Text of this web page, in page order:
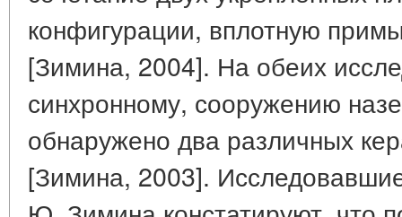
конфигурации, вплотную
[Зимина, 2004]. На обеих
синхронному, сооружению
обнаружено два различных
[Зимина, 2003].